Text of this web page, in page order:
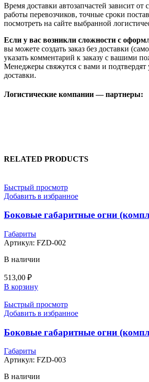
Время доставки автозапчастей зависит от
работы перевозчиков, точные сроки
посмотреть на сайте выбранной
Если у вас возникли сложности с
вы можете создать заказ без доставки
указать комментарий к заказу с вашими
Менеджеры свяжутся с вами и подтвердят
доставки.
Логистические компании — партнеры:
RELATED PRODUCTS
Быстрый просмотр
Добавить в избранное
Боковые габаритные огни
Габариты
Артикул: FZD-002
В наличии
513,00 ₽
В корзину
Быстрый просмотр
Добавить в избранное
Боковые габаритные огни
Габариты
Артикул: FZD-003
В наличии